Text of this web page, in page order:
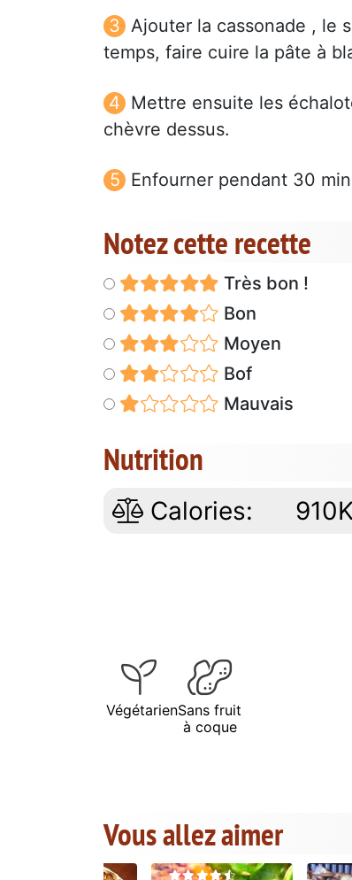
Ajouter la cassonade , le
temps, faire cuire la pâte à
Mettre ensuite les
chèvre dessus.
Enfourner pendant 30
Notez cette recette
Très bon !
Bon
Moyen
Bof
Mauvais
Nutrition
Calories:
VégétarienSans fruit
à coque
Vous allez aimer